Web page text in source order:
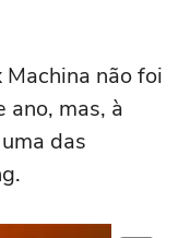
Machina não foi
ano, mas, à
das